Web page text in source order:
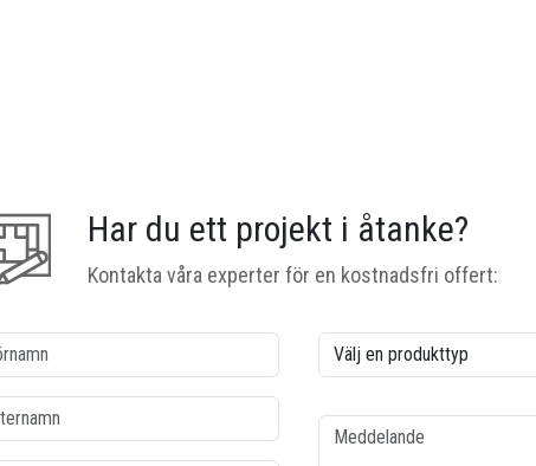
Har du ett projekt i åtanke?
Kontakta våra experter för en kostnadsfri offert:
colonne2
Type de produit
Meddelande